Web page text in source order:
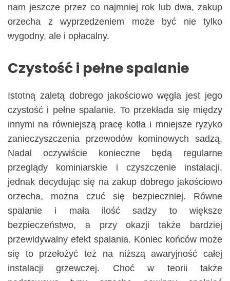
nam jeszcze przez co najmniej rok lub dwa, zakup
orzecha z wyprzedzeniem może być nie tylko
wygodny, ale i opłacalny.
Czystość i pełne spalanie
Istotną zaletą dobrego jakościowo węgla jest jego
czystość i pełne spalanie. To przekłada się między
innymi na równiejszą pracę kotła i mniejsze ryzyko
zanieczyszczenia przewodów kominowych sadzą.
Nadal oczywiście konieczne będą regularne
przeglądy kominiarskie i czyszczenie instalacji,
jednak decydując się na zakup dobrego jakościowo
orzecha, można czuć się bezpieczniej. Równe
spalanie i mała ilość sadzy to większe
bezpieczeństwo, a przy okazji także bardziej
przewidywalny efekt spalania. Koniec końców może
się to przełożyć też na niższą awaryjność całej
instalacji grzewczej. Choć w teorii także